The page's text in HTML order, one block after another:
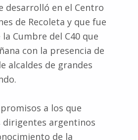
desarrolló en el Centro
de Recoleta y que fue
Cumbre del C40 que
con la presencia de
alcaldes de grandes
a los que
dirigentes argentinos
de la